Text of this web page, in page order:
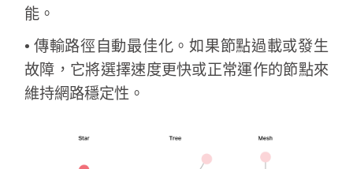
Kong,
China
能。
• 傳輸路徑自動最佳化。如果節點過載或發生
故障，它將選擇速度更快或正常運作的節點來
維持網路穩定性。